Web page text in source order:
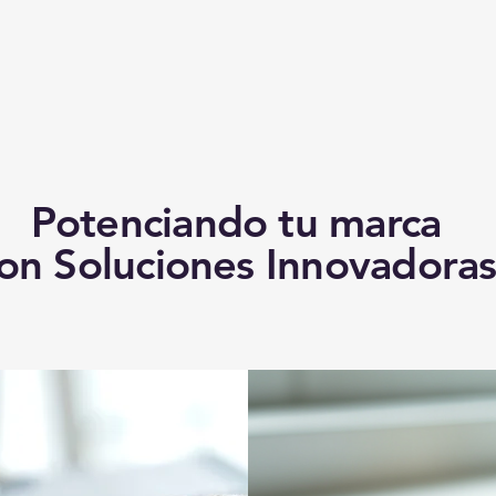
Potenciando tu marca
Soluciones Innovadoras